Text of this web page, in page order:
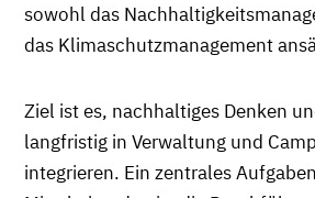
sowohl das
das Klimaschutzmanagement
Ziel ist es, nachhaltiges Denken
langfristig in Verwaltung und
integrieren. Ein zentrales